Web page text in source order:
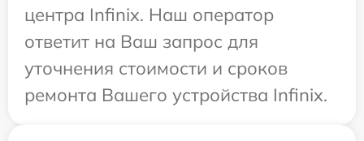
центра Infinix. Наш оператор
ответит на Ваш запрос для
уточнения стоимости и сроков
ремонта Вашего устройства Infinix.